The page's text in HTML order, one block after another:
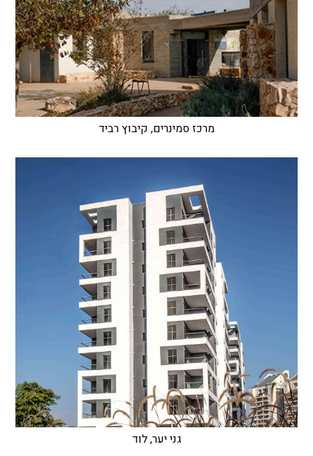
מרכז סמינרים, קיבוץ רביד
גני יער, לוד